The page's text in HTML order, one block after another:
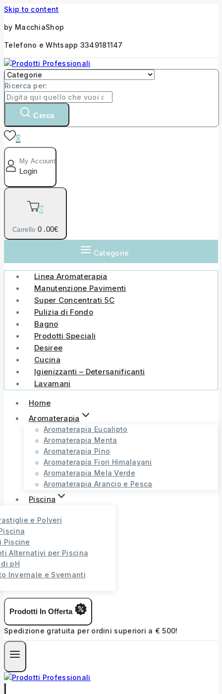
Skip to content
by MacchiaShop
Telefono e Whtsapp 3349181147
Ricerca per:
Cerca
0
My Account
Login
0
Carrello 0 .00€
Categorie
Linea Aromaterapia
Manutenzione Pavimenti
Super Concentrati 5C
Pulizia di Fondo
Bagno
Prodotti Speciali
Desiree
Cucina
Igienizzanti – Detersanificanti
Lavamani
Home
Aromaterapia
Aromaterapia Eucalipto
Aromaterapia Menta
Aromaterapia Pino
Aromaterapia Fiori Himalayani
Aromaterapia Mela Verde
Aromaterapia Arancio e Pesca
Piscina
e Polveri
Piscine
Alternativi per Piscina
pH
Invernale e Svernanti
Prodotti In Offerta
Spedizione gratuita per ordini superiori a € 500!